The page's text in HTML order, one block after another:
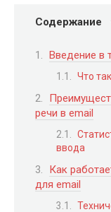
Содержание
Введение в
Что
речи в email
ввода
Как
для email